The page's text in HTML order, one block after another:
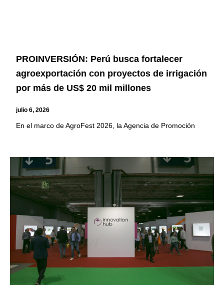
PROINVERSIÓN: Perú busca fortalecer
agroexportación con proyectos de irrigación
por más de US$ 20 mil millones
julio 6, 2026
En el marco de AgroFest 2026, la Agencia de Promoción